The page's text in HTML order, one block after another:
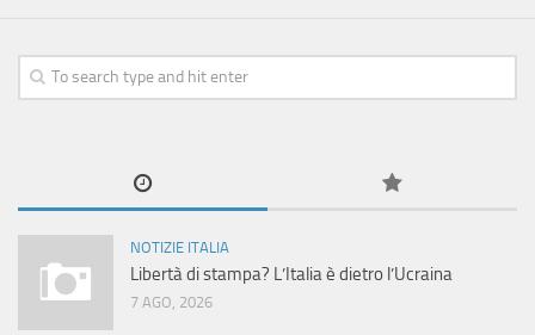
NOTIZIE ITALIA
Libertà di stampa? L’Italia è dietro l’Ucraina
7 AGO, 2026